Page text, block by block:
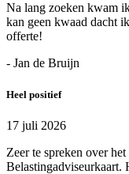
Na lang zoeken kwam
kan geen kwaad dacht
offerte!
- Jan de Bruijn
Heel positief
17 juli 2026
Zeer te spreken over
Belastingadviseurkaart.